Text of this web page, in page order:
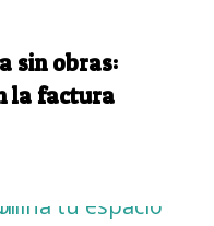
sin obras:
la factura